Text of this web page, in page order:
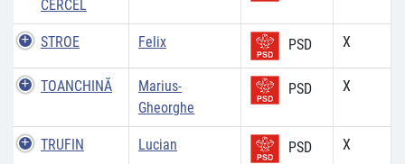
CERCEL
STROE Felix PSD X
TOANCHINĂ
Marius-
Gheorghe
PSD X
TRUFIN Lucian PSD X